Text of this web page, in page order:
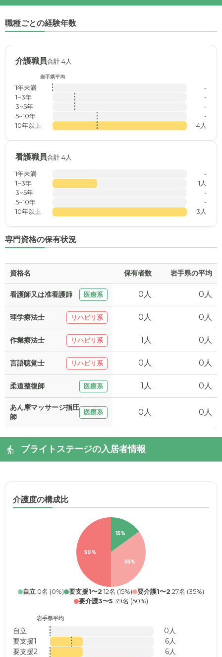
職種ごとの経験年数
介護職員合計 4人
岩手県平均
1年未満
-
1~3年
-
3~5年
-
5~10年
-
10年以上
4人
看護職員合計 4人
1年未満
-
1~3年
1人
3~5年
-
5~10年
-
10年以上
3人
専門資格の保有状況
資格名 保有者数 岩手県の平均
看護師又は准看護師 医療系 0人 0人
理学療法士 リハビリ系 0人 0人
作業療法士 リハビリ系 1人 0人
言語聴覚士 リハビリ系 0人 0人
柔道整復師 医療系 1人 0人
あん摩マッサージ指圧
師
医療系 0人 0人
ブライトステージの入居者情報
介護度の構成比
15%
35%
50%
自立 0名 (0%) 要支援1〜2 12名 (15%) 要介護1〜2 27名 (35%)
要介護3〜5 39名 (50%)
岩手県平均
自立
0人
要支援1
6人
要支援2
6人